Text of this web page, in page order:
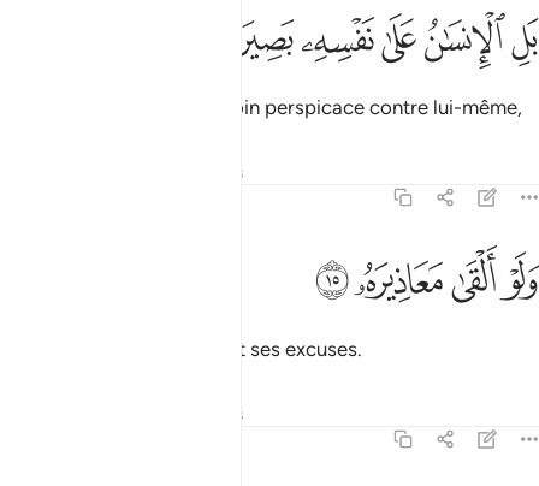
بل الانسان على نفسه بصيرة ١٤
بَلِ ٱلْإِنسَـٰنُ عَلَىٰ نَفْسِهِۦ بَصِيرَةٌۭ ١٤
ﲽﲾﲿﳀﳁ
Mais l’homme sera un témoin perspicace contre lui-même,
Réflexions
ولو القى معاذيره ١٥
وَلَوْ أَلْقَىٰ مَعَاذِيرَهُۥ ١٥
ﳃﳄﳅﳆ
quand même il présenterait ses excuses.
Réflexions